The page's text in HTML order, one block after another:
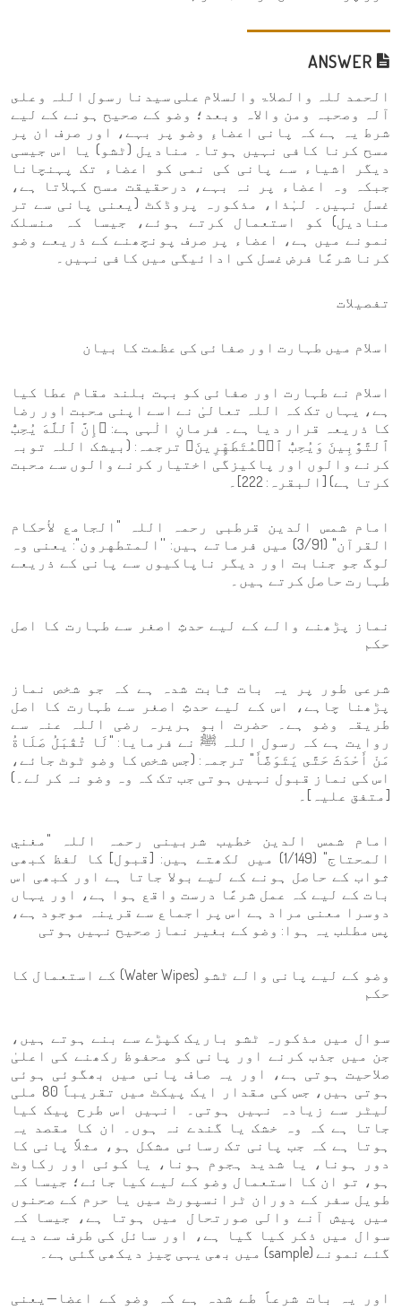
الحمد للہ والصلاۃ والسلام علی سیدنا رسول اللہ وعلى
آلہ وصحبہ ومن والاہ وبعد؛ وضو کے صحیح ہونے کے لیے
شرط یہ ہے کہ پانی اعضاءِ وضو پر بہے، اور صرف ان پر
مسح کرنا کافی نہیں ہوتا۔ منادیل (ٹشو) یا اس جیسی
دیگر اشیاء سے پانی کی نمی کو اعضاء تک پہنچانا
جبکہ وہ اعضاء پر نہ بہے، درحقیقت مسح کہلاتا ہے،
غسل نہیں۔ لہٰذا، مذکورہ پروڈکٹ (یعنی پانی سے تر
منادیل) کو استعمال کرتے ہوئے، جیسا کہ منسلک
نمونے میں ہے، اعضاء پر صرف پونچھنے کے ذریعے وضو
کرنا شرعًا فرض غسل کی ادائیگی میں کافی نہیں۔
تفصیلات
اسلام میں طہارت اور صفائی کی عظمت کا بیان
اسلام نے طہارت اور صفائی کو بہت بلند مقام عطا کیا
ہے، یہاں تک کہ اللہ تعالیٰ نے اسے اپنی محبت اور رضا
کا ذریعہ قرار دیا ہے۔ فرمانِ الٰہی ہے: ﴿إِنَّ ٱللَّهَ يُحِبُّ
ٱلتَّوَّٰبِينَ وَيُحِبُّ ٱلۡمُتَطَهِّرِينَ﴾ ترجمہ: (بیشک اللہ توبہ
کرنے والوں اور پاکیزگی اختیار کرنے والوں سے محبت
کرتا ہے) [البقرہ: 222]۔
امام شمس الدین قرطبی رحمہ اللہ "الجامع لأحكام
القرآن" (3/91) میں فرماتے ہیں: ''المتطهرون": یعنی وہ
لوگ جو جنابت اور دیگر ناپاکیوں سے پانی کے ذریعے
طہارت حاصل کرتے ہیں۔
نماز پڑھنے والے کے لیے حدثِ اصغر سے طہارت کا اصل
حکم
شرعی طور پر یہ بات ثابت شدہ ہے کہ جو شخص نماز
پڑھنا چاہے، اس کے لیے حدثِ اصغر سے طہارت کا اصل
طریقہ وضو ہے۔ حضرت ابو ہریرہ رضی اللہ عنہ سے
روایت ہے کہ رسول اللہ ﷺ نے فرمایا: "لَا تُقْبَلُ صَلَاةُ
مَنْ أَحْدَثَ حَتَّى يَتَوَضَّأَ" ترجمہ: (جس شخص کا وضو ٹوٹ جائے،
اس کی نماز قبول نہیں ہوتی جب تک کہ وہ وضو نہ کر لے۔)
[متفق علیہ]۔
امام شمس الدین خطیب شربینی رحمہ اللہ "مغني
المحتاج" (1/149) میں لکھتے ہیں: [قبول] کا لفظ کبھی
ثواب کے حاصل ہونے کے لیے بولا جاتا ہے اور کبھی اس
بات کے لیے کہ عمل شرعًا درست واقع ہوا ہے، اور یہاں
دوسرا معنی مراد ہے اس پر اجماع سے قرینہ موجود ہے،
پس مطلب یہ ہوا: وضو کے بغیر نماز صحیح نہیں ہوتی
وضو کے لیے پانی والے ٹشو (Water Wipes) کے استعمال کا
حکم
سوال میں مذکورہ ٹشو باریک کپڑے سے بنے ہوتے ہیں،
جن میں جذب کرنے اور پانی کو محفوظ رکھنے کی اعلیٰ
صلاحیت ہوتی ہے، اور یہ صاف پانی میں بھگوئی ہوئی
ہوتی ہیں، جس کی مقدار ایک پیکٹ میں تقریباً 80 ملی
لیٹر سے زیادہ نہیں ہوتی۔ انہیں اس طرح پیک کیا
جاتا ہے کہ وہ خشک یا گندے نہ ہوں۔ ان کا مقصد یہ
ہوتا ہے کہ جب پانی تک رسائی مشکل ہو، مثلاً پانی کا
دور ہونا، یا شدید ہجوم ہونا، یا کوئی اور رکاوٹ
ہو، تو ان کا استعمال وضو کے لیے کیا جائے؛ جیسا کہ
طویل سفر کے دوران ٹرانسپورٹ میں یا حرم کے صحنوں
میں پیش آنے والی صورتحال میں ہوتا ہے، جیسا کہ
سوال میں ذکر کیا گیا ہے، اور سائل کی طرف سے دیے
گئے نمونے (sample) میں بھی یہی چیز دیکھی گئی ہے۔
اور یہ بات شرعاً طے شدہ ہے کہ وضو کے اعضا—یعنی